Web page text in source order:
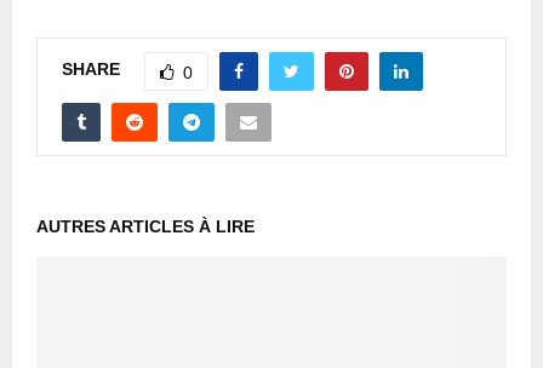
SHARE 0
AUTRES ARTICLES À LIRE